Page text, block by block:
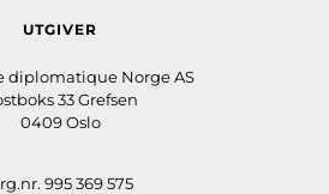
UTGIVER
diplomatique Norge AS
33 Grefsen
0409 Oslo
995 369 575